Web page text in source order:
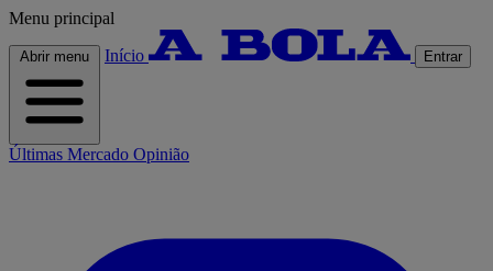
Menu principal
Abrir menu Início Entrar
Últimas Mercado Opinião